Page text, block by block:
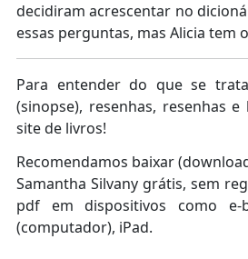
decidiram acrescentar no
essas perguntas, mas Alicia
Para entender do que se
(sinopse), resenhas, resenhas
site de livros!
Recomendamos baixar
Samantha Silvany grátis, sem
pdf em dispositivos como e-
(computador), iPad.